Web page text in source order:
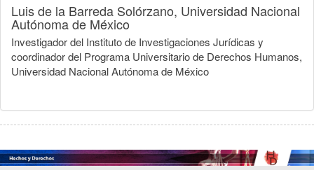
Luis de la Barreda Solórzano, Universidad Nacional
Autónoma de México
Investigador del Instituto de Investigaciones Jurídicas y
coordinador del Programa Universitario de Derechos Humanos,
Universidad Nacional Autónoma de México